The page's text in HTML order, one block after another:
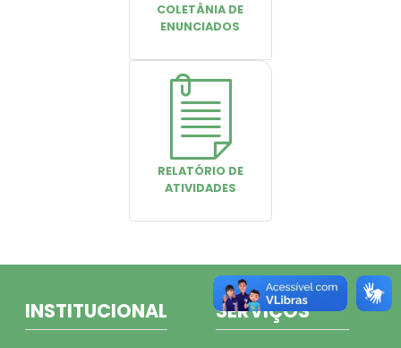
COLETÂNIA DE
ENUNCIADOS
RELATÓRIO DE
ATIVIDADES
INSTITUCIONAL SERVIÇOS